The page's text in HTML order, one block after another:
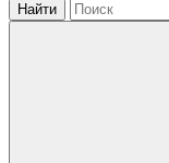
Найти